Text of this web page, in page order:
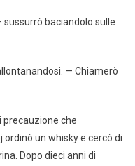
baciandolo sulle
— Chiamerò
precauzione che
un whisky e cercò di
Dopo dieci anni di